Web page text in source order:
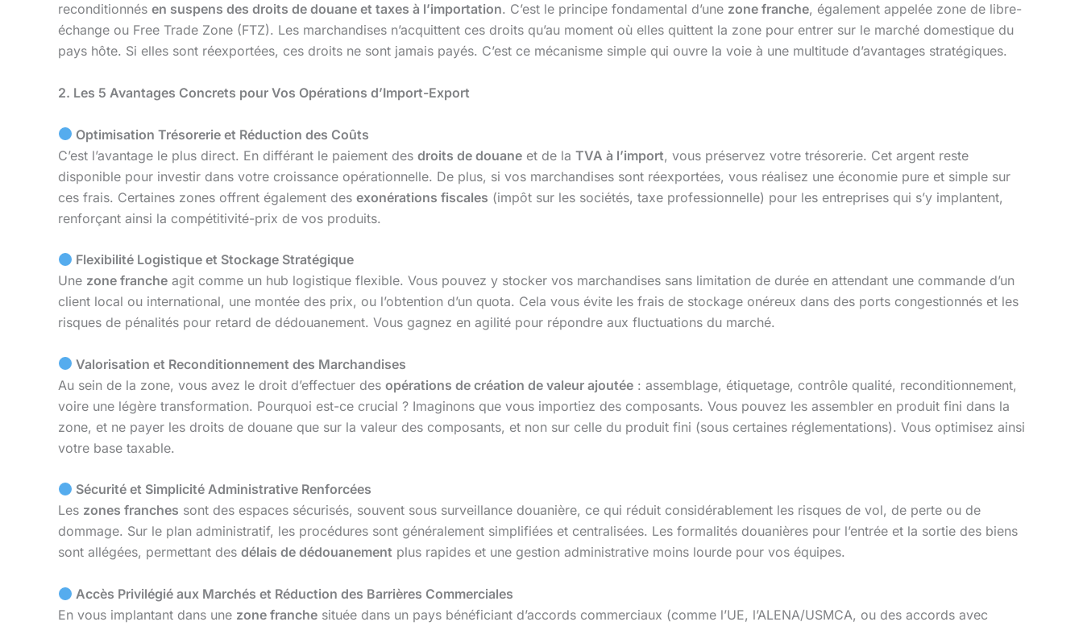
reconditionnés en suspens des droits de douane et taxes à l’importation. C’est le principe fondamental d’une zone franche, également appelée zone de libre-
échange ou Free Trade Zone (FTZ). Les marchandises n’acquittent ces droits qu’au moment où elles quittent la zone pour entrer sur le marché domestique du
pays hôte. Si elles sont réexportées, ces droits ne sont jamais payés. C’est ce mécanisme simple qui ouvre la voie à une multitude d’avantages stratégiques.
2. Les 5 Avantages Concrets pour Vos Opérations d’Import-Export
Optimisation Trésorerie et Réduction des Coûts
C’est l’avantage le plus direct. En différant le paiement des droits de douane et de la TVA à l’import, vous préservez votre trésorerie. Cet argent reste
disponible pour investir dans votre croissance opérationnelle. De plus, si vos marchandises sont réexportées, vous réalisez une économie pure et simple sur
ces frais. Certaines zones offrent également des exonérations fiscales (impôt sur les sociétés, taxe professionnelle) pour les entreprises qui s’y implantent,
renforçant ainsi la compétitivité-prix de vos produits.
Flexibilité Logistique et Stockage Stratégique
Une zone franche agit comme un hub logistique flexible. Vous pouvez y stocker vos marchandises sans limitation de durée en attendant une commande d’un
client local ou international, une montée des prix, ou l’obtention d’un quota. Cela vous évite les frais de stockage onéreux dans des ports congestionnés et les
risques de pénalités pour retard de dédouanement. Vous gagnez en agilité pour répondre aux fluctuations du marché.
Valorisation et Reconditionnement des Marchandises
Au sein de la zone, vous avez le droit d’effectuer des opérations de création de valeur ajoutée : assemblage, étiquetage, contrôle qualité, reconditionnement,
voire une légère transformation. Pourquoi est-ce crucial ? Imaginons que vous importiez des composants. Vous pouvez les assembler en produit fini dans la
zone, et ne payer les droits de douane que sur la valeur des composants, et non sur celle du produit fini (sous certaines réglementations). Vous optimisez ainsi
votre base taxable.
Sécurité et Simplicité Administrative Renforcées
Les zones franches sont des espaces sécurisés, souvent sous surveillance douanière, ce qui réduit considérablement les risques de vol, de perte ou de
dommage. Sur le plan administratif, les procédures sont généralement simplifiées et centralisées. Les formalités douanières pour l’entrée et la sortie des biens
sont allégées, permettant des délais de dédouanement plus rapides et une gestion administrative moins lourde pour vos équipes.
Accès Privilégié aux Marchés et Réduction des Barrières Commerciales
En vous implantant dans une zone franche située dans un pays bénéficiant d’accords commerciaux (comme l’UE, l’ALENA/USMCA, ou des accords avec